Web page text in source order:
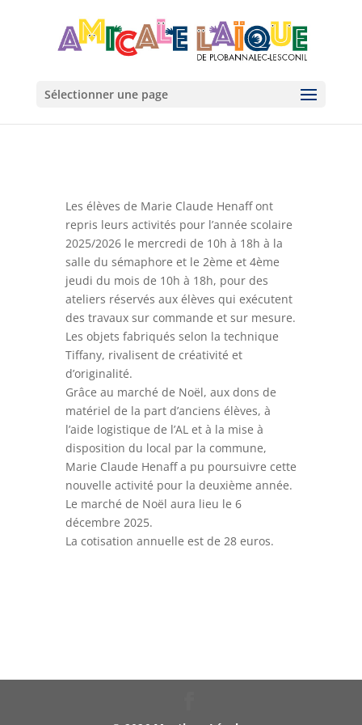
Sélectionner une page
Les élèves de Marie Claude Henaff ont
repris leurs activités pour l’année scolaire
2025/2026 le mercredi de 10h à 18h à la
salle du sémaphore et le 2ème et 4ème
jeudi du mois de 10h à 18h, pour des
ateliers réservés aux élèves qui exécutent
des travaux sur commande et sur mesure.
Les objets fabriqués selon la technique
Tiffany, rivalisent de créativité et
d’originalité.
Grâce au marché de Noël, aux dons de
matériel de la part d’anciens élèves, à
l’aide logistique de l’AL et à la mise à
disposition du local par la commune,
Marie Claude Henaff a pu poursuivre cette
nouvelle activité pour la deuxième année.
Le marché de Noël aura lieu le 6
décembre 2025.
La cotisation annuelle est de 28 euros.